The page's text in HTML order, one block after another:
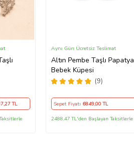
,27 TL
Altın Pembe Taşlı Papatya
Bebek Küpesi
(9)
Aynı Gün Ücretsiz Teslimat
Sepet Fiyatı 6849,00 TL
2488,47 TL'den Başlayan Taksitlerle